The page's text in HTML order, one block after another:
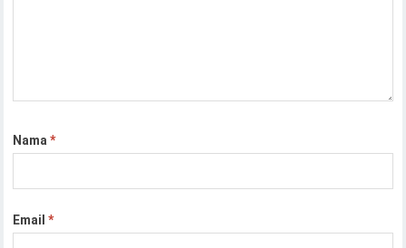
Nama*
Email*